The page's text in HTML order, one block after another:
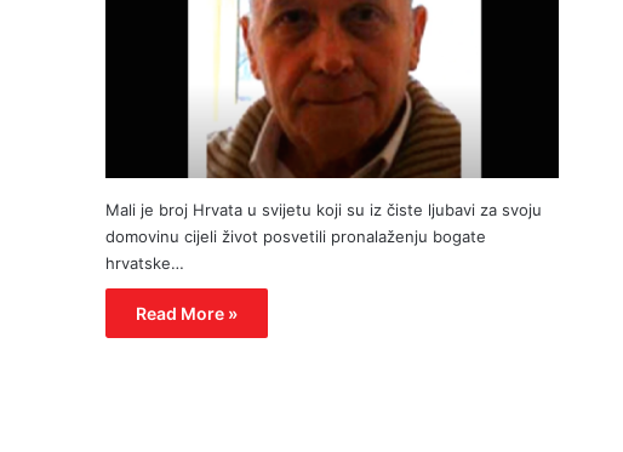
Mali je broj Hrvata u svijetu koji su iz čiste ljubavi za svoju
domovinu cijeli život posvetili pronalaženju bogate
hrvatske…
Read More »